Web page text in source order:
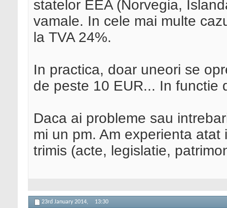
statelor EEA (Norvegia,
vamale. In cele mai multe
la TVA 24%.
In practica, doar uneori se
de peste 10 EUR... In functie
Daca ai probleme sau
mi un pm. Am experienta
trimis (acte, legislatie,
23rd January 2014, 13:30